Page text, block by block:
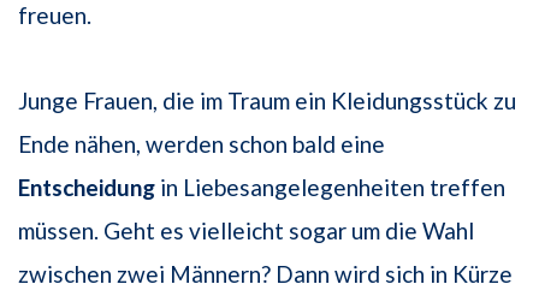
freuen.
Junge Frauen, die im Traum ein Kleidungsstück zu
Ende nähen, werden schon bald eine
Entscheidung in Liebesangelegenheiten treffen
müssen. Geht es vielleicht sogar um die Wahl
zwischen zwei Männern? Dann wird sich in Kürze